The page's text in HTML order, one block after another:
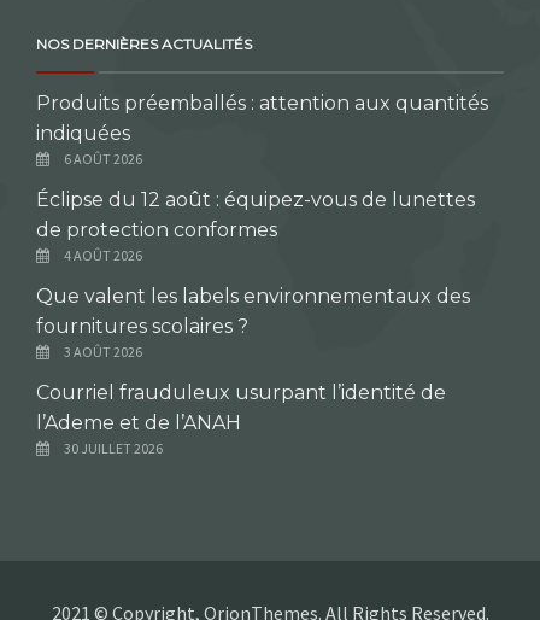
NOS DERNIÈRES ACTUALITÉS
Produits préemballés : attention aux quantités
indiquées
6 AOÛT 2026
Éclipse du 12 août : équipez-vous de lunettes
de protection conformes
4 AOÛT 2026
Que valent les labels environnementaux des
fournitures scolaires ?
3 AOÛT 2026
Courriel frauduleux usurpant l’identité de
l’Ademe et de l’ANAH
30 JUILLET 2026
2021 © Copyright, OrionThemes. All Rights Reserved.